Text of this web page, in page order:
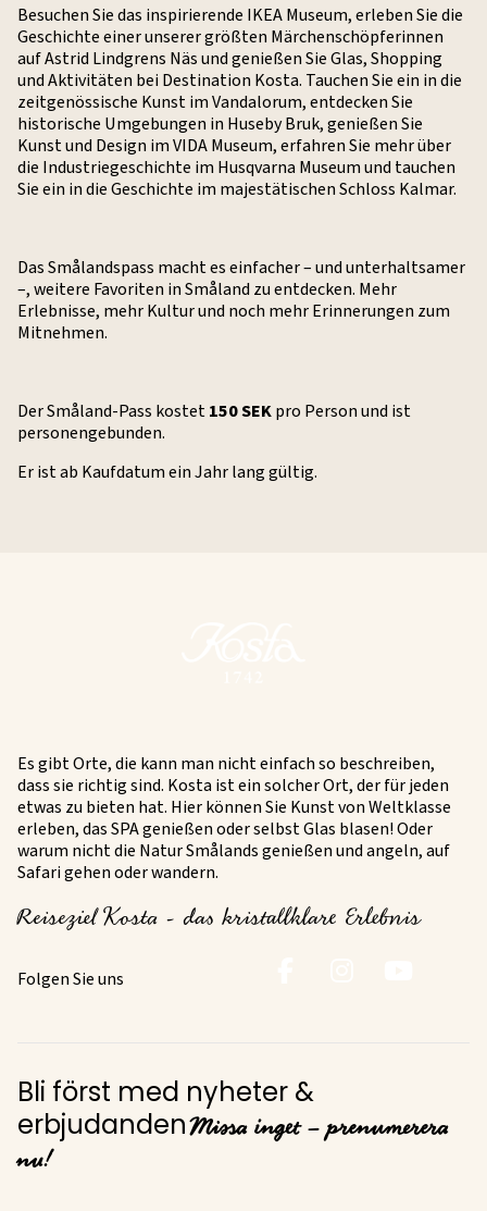
Besuchen Sie das inspirierende IKEA Museum, erleben Sie die
Geschichte einer unserer größten Märchenschöpferinnen
auf Astrid Lindgrens Näs und genießen Sie Glas, Shopping
und Aktivitäten bei Destination Kosta. Tauchen Sie ein in die
zeitgenössische Kunst im Vandalorum, entdecken Sie
historische Umgebungen in Huseby Bruk, genießen Sie
Kunst und Design im VIDA Museum, erfahren Sie mehr über
die Industriegeschichte im Husqvarna Museum und tauchen
Sie ein in die Geschichte im majestätischen Schloss Kalmar.
Das Smålandspass macht es einfacher – und unterhaltsamer
–, weitere Favoriten in Småland zu entdecken. Mehr
Erlebnisse, mehr Kultur und noch mehr Erinnerungen zum
Mitnehmen.
Der Småland-Pass kostet150 SEKpro Person und ist
personengebunden.
Er ist ab Kaufdatum ein Jahr lang gültig.
Es gibt Orte, die kann man nicht einfach so beschreiben,
dass sie richtig sind. Kosta ist ein solcher Ort, der für jeden
etwas zu bieten hat. Hier können Sie Kunst von Weltklasse
erleben, das SPA genießen oder selbst Glas blasen! Oder
warum nicht die Natur Smålands genießen und angeln, auf
Safari gehen oder wandern.
Reiseziel Kosta - das kristallklare Erlebnis
Folgen Sie uns
Bli först med nyheter &
erbjudanden Missa inget – prenumerera
nu!